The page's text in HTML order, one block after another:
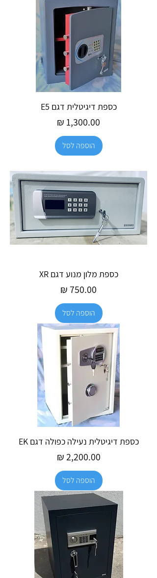
כספת דיגיטלית דגם E5
מחיר
הוספה לסל
כספת מלון מנוע דגם XR
מחיר
הוספה לסל
כספת דיגיטלית נעילה כפולה דגם EK
מחיר
הוספה לסל